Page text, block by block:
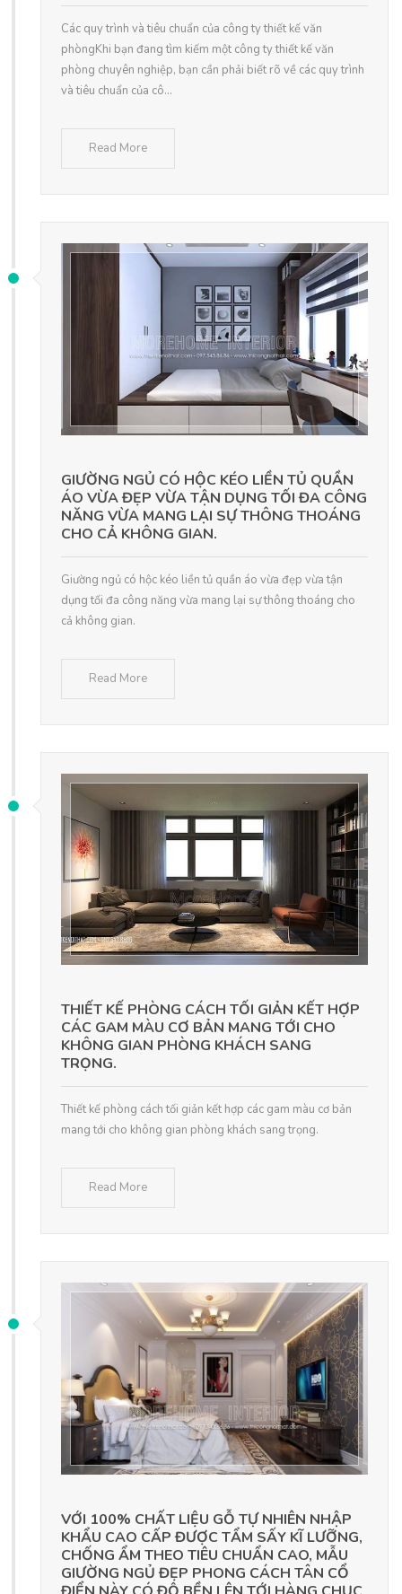
Các quy trình và tiêu chuẩn của công ty thiết kế văn
phòngKhi bạn đang tìm kiếm một công ty thiết kế văn
phòng chuyên nghiệp, bạn cần phải biết rõ về các quy trình
và tiêu chuẩn của cô...
Read More
GIƯỜNG NGỦ CÓ HỘC KÉO LIỀN TỦ QUẦN
ÁO VỪA ĐẸP VỪA TẬN DỤNG TỐI ĐA CÔNG
NĂNG VỪA MANG LẠI SỰ THÔNG THOÁNG
CHO CẢ KHÔNG GIAN.
Giường ngủ có hộc kéo liền tủ quần áo vừa đẹp vừa tận
dụng tối đa công năng vừa mang lại sự thông thoáng cho
cả không gian.
Read More
THIẾT KẾ PHÒNG CÁCH TỐI GIẢN KẾT HỢP
CÁC GAM MÀU CƠ BẢN MANG TỚI CHO
KHÔNG GIAN PHÒNG KHÁCH SANG
TRỌNG.
Thiết kế phòng cách tối giản kết hợp các gam màu cơ bản
mang tới cho không gian phòng khách sang trọng.
Read More
VỚI 100% CHẤT LIỆU GỖ TỰ NHIÊN NHẬP
KHẨU CAO CẤP ĐƯỢC TẨM SẤY KĨ LƯỠNG,
CHỐNG ẨM THEO TIÊU CHUẨN CAO, MẪU
GIƯỜNG NGỦ ĐẸP PHONG CÁCH TÂN CỔ